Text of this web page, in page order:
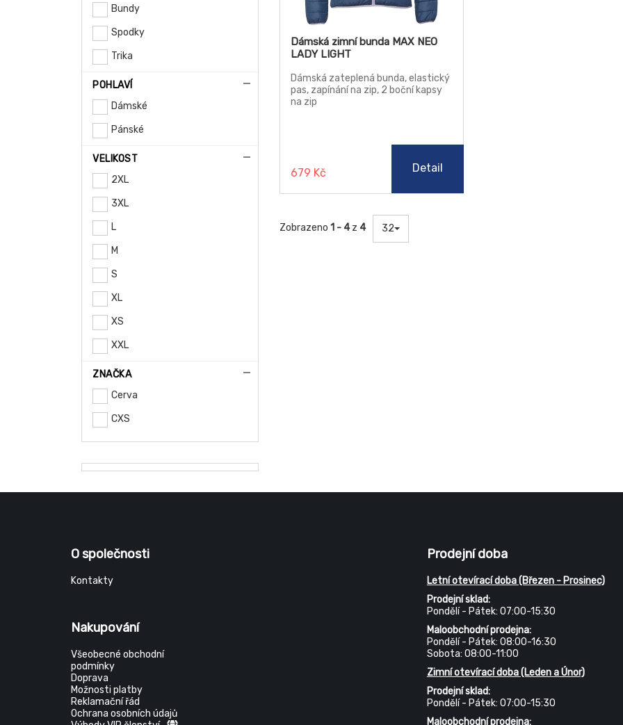
Bundy
Spodky
Trika
POHLAVÍ
Dámské
Pánské
VELIKOST
2XL
3XL
L
M
S
XL
XS
XXL
ZNAČKA
Cerva
CXS
Dámská zimní bunda MAX NEO
LADY LIGHT
Dámská zateplená bunda, elastický
pas, zapínání na zip, 2 boční kapsy
na zip
679 Kč Detail
Zobrazeno 1 - 4z 4 32
O společnosti
Kontakty
Nakupování
Všeobecné obchodní
podmínky
Doprava
Možnosti platby
Reklamační řád
Ochrana osobních údajů
Prodejní doba
Letní otevírací doba (Březen - Prosinec)
Prodejní sklad:
Pondělí - Pátek: 07:00-15:30
Maloobchodní prodejna:
Pondělí - Pátek: 08:00-16:30
Sobota: 08:00-11:00
Zimní otevírací doba (Leden a Únor)
Prodejní sklad:
Pondělí - Pátek: 07:00-15:30
Maloobchodní prodejna: